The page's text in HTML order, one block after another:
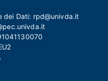
dei Dati: rpd@univda.it